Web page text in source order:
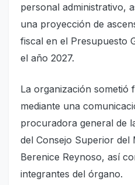
personal administrativo,
una proyección de
fiscal en el Presupuesto
el año 2027.
La organización sometió
mediante una
procuradora general de
del Consejo Superior del
Berenice Reynoso, así
integrantes del órgano.